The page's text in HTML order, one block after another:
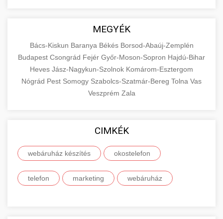
MEGYÉK
Bács-Kiskun Baranya Békés Borsod-Abaúj-Zemplén
Budapest Csongrád Fejér Győr-Moson-Sopron Hajdú-Bihar
Heves Jász-Nagykun-Szolnok Komárom-Esztergom
Nógrád Pest Somogy Szabolcs-Szatmár-Bereg Tolna Vas
Veszprém Zala
CIMKÉK
webáruház készítés okostelefon
telefon marketing webáruház